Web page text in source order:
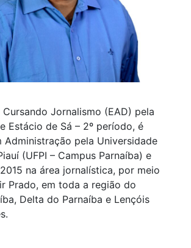
Cursando Jornalismo (EAD) pela
Estácio de Sá – 2º período, é
Administração pela Universidade
(UFPI – Campus Parnaíba) e
na área jornalística, por meio
Prado, em toda a região do
Delta do Parnaíba e Lençóis